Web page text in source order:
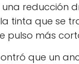
reducción
tinta que se
pulso más
que un